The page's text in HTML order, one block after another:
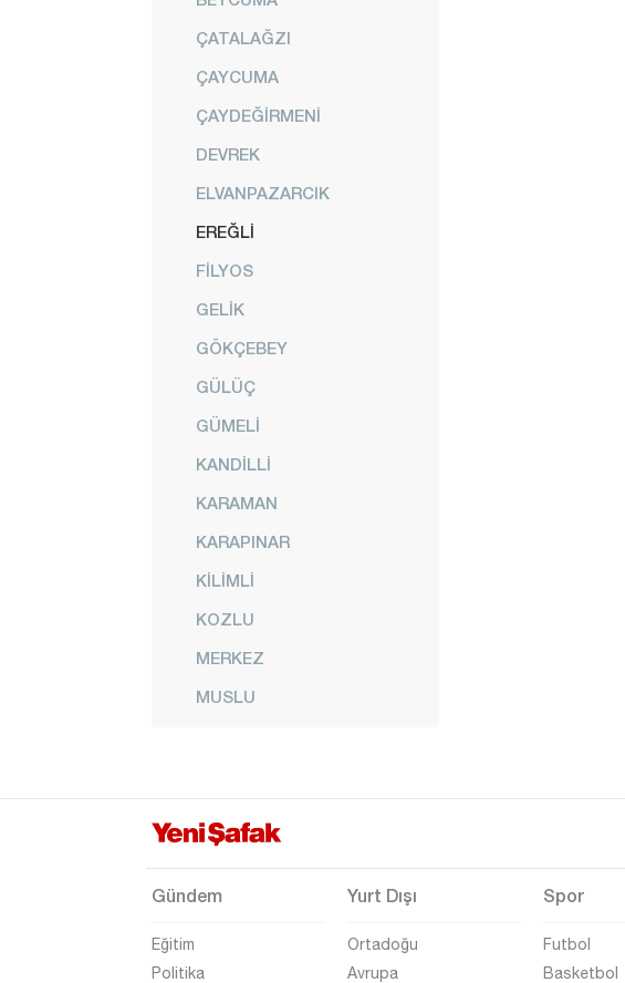
ÇATALAĞZI
ÇAYCUMA
ÇAYDEĞİRMENİ
DEVREK
ELVANPAZARCIK
EREĞLİ
FİLYOS
GELİK
GÖKÇEBEY
GÜLÜÇ
GÜMELİ
KANDİLLİ
KARAMAN
KARAPINAR
KİLİMLİ
KOZLU
MERKEZ
MUSLU
SALTUKOVA
Gündem
Eğitim
Politika
Yurt Dışı
Ortadoğu
Avrupa
Spor
Futbol
Basketbol